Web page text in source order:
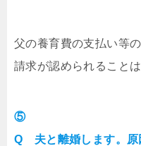
父の養育費の支払い等
請求が認められることは
⑤
Q 夫と離婚します。原